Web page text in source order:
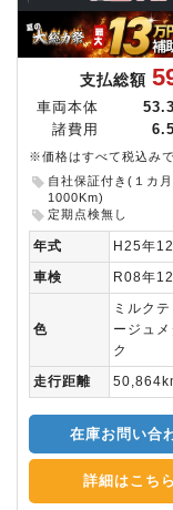
支払総額
車両本体 53.3
諸費用
6.5
※価格はすべて税込みで
自社保証付き(１カ
1000Km)
定期点検無し
年式
H25年
車検
R08年
色
ミルク
ージュメ
ク
走行距離
在庫お問い合
詳細はこちら